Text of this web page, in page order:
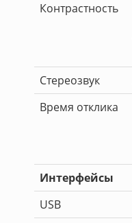
Контрастность
Стереозвук
Время отклика
Интерфейсы
USB